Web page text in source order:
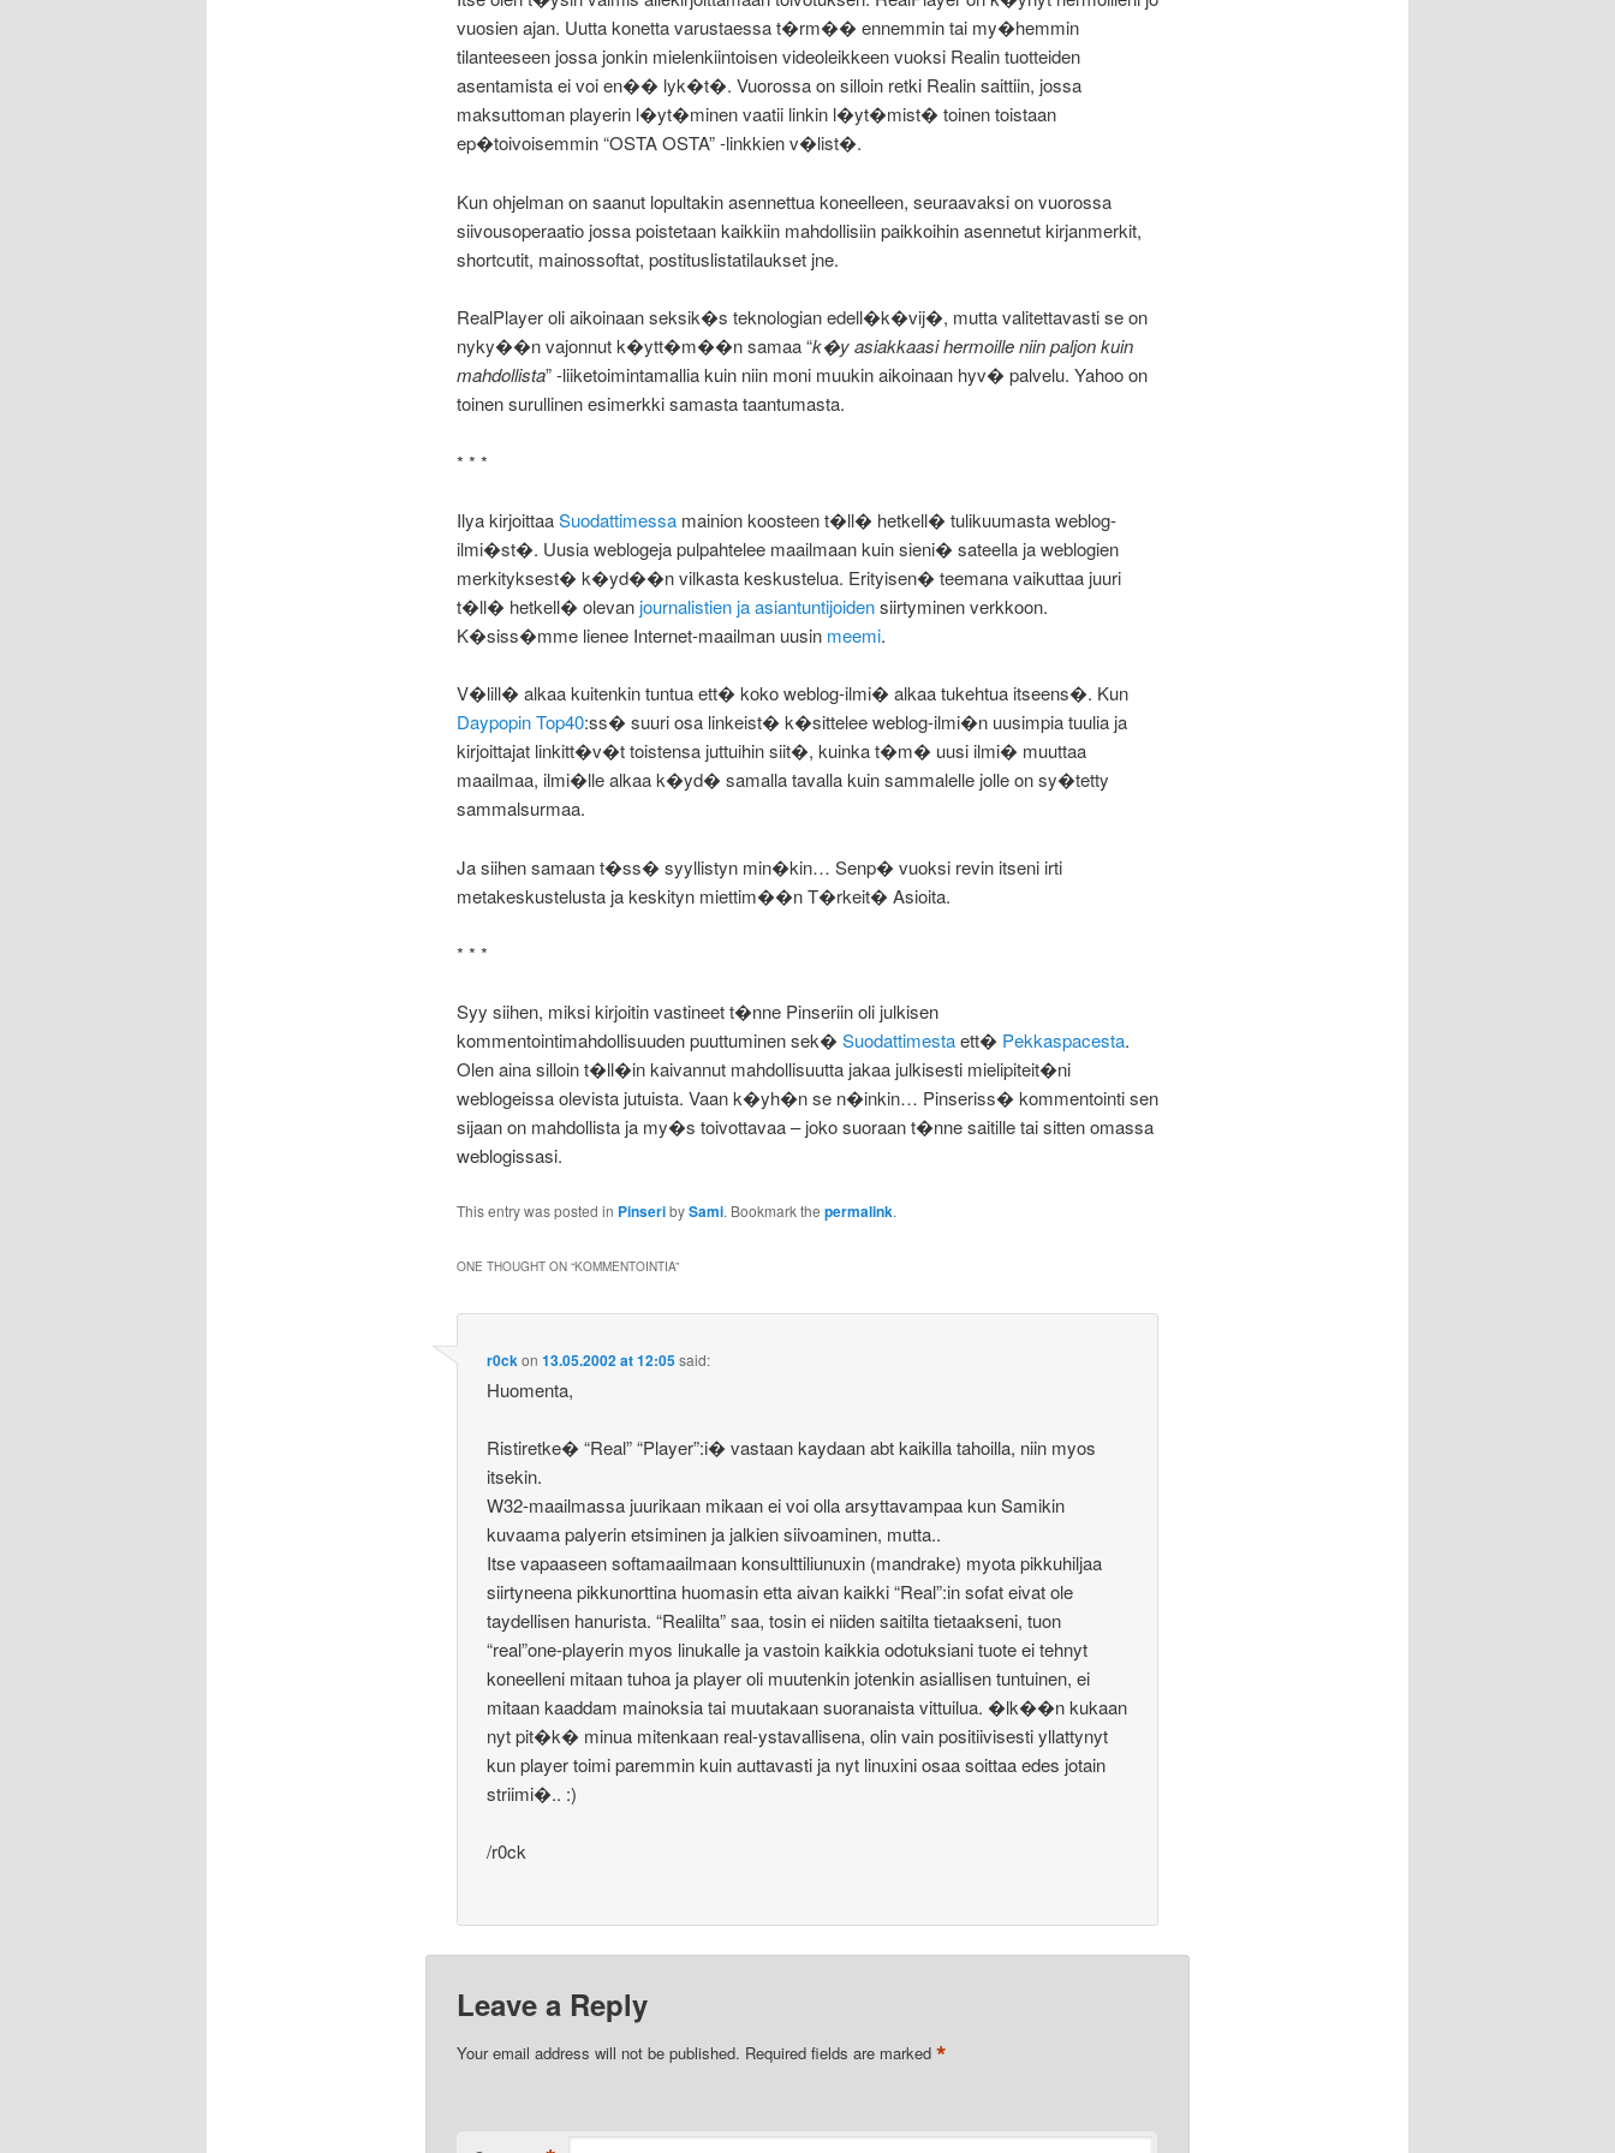
vuosien ajan. Uutta konetta varustaessa t�rm�� ennemmin tai my�hemmin
tilanteeseen jossa jonkin mielenkiintoisen videoleikkeen vuoksi Realin tuotteiden
asentamista ei voi en�� lyk�t�. Vuorossa on silloin retki Realin saittiin, jossa
maksuttoman playerin l�yt�minen vaatii linkin l�yt�mist� toinen toistaan
ep�toivoisemmin “OSTA OSTA” -linkkien v�list�.
Kun ohjelman on saanut lopultakin asennettua koneelleen, seuraavaksi on vuorossa
siivousoperaatio jossa poistetaan kaikkiin mahdollisiin paikkoihin asennetut kirjanmerkit,
shortcutit, mainossoftat, postituslistatilaukset jne.
RealPlayer oli aikoinaan seksik�s teknologian edell�k�vij�, mutta valitettavasti se on
nyky��n vajonnut k�ytt�m��n samaa “k�y asiakkaasi hermoille niin paljon kuin
mahdollista” -liiketoimintamallia kuin niin moni muukin aikoinaan hyv� palvelu. Yahoo on
toinen surullinen esimerkki samasta taantumasta.
* * *
Ilya kirjoittaaSuodattimessamainion koosteen t�ll� hetkell� tulikuumasta weblog-
ilmi�st�. Uusia weblogeja pulpahtelee maailmaan kuin sieni� sateella ja weblogien
merkityksest� k�yd��n vilkasta keskustelua. Erityisen� teemana vaikuttaa juuri
t�ll� hetkell� olevanjournalistien ja asiantuntijoidensiirtyminen verkkoon.
K�siss�mme lienee Internet-maailman uusin meemi.
V�lill� alkaa kuitenkin tuntua ett� koko weblog-ilmi� alkaa tukehtua itseens�. Kun
Daypopin Top40:ss� suuri osa linkeist� k�sittelee weblog-ilmi�n uusimpia tuulia ja
kirjoittajat linkitt�v�t toistensa juttuihin siit�, kuinka t�m� uusi ilmi� muuttaa
maailmaa, ilmi�lle alkaa k�yd� samalla tavalla kuin sammalelle jolle on sy�tetty
sammalsurmaa.
Ja siihen samaan t�ss� syyllistyn min�kin… Senp� vuoksi revin itseni irti
metakeskustelusta ja keskityn miettim��n T�rkeit� Asioita.
* * *
Syy siihen, miksi kirjoitin vastineet t�nne Pinseriin oli julkisen
kommentointimahdollisuuden puuttuminen sek� Suodattimestaett� Pekkaspacesta.
Olen aina silloin t�ll�in kaivannut mahdollisuutta jakaa julkisesti mielipiteit�ni
weblogeissa olevista jutuista. Vaan k�yh�n se n�inkin… Pinseriss� kommentointi sen
sijaan on mahdollista ja my�s toivottavaa – joko suoraan t�nne saitille tai sitten omassa
weblogissasi.
This entry was posted in PinseribySami. Bookmark the permalink.
ONE THOUGHT ON “KOMMENTOINTIA”
r0ck on13.05.2002 at 12:05said:
Huomenta,
Ristiretke� “Real” “Player”:i� vastaan kaydaan abt kaikilla tahoilla, niin myos
itsekin.
W32-maailmassa juurikaan mikaan ei voi olla arsyttavampaa kun Samikin
kuvaama palyerin etsiminen ja jalkien siivoaminen, mutta..
Itse vapaaseen softamaailmaan konsulttiliunuxin (mandrake) myota pikkuhiljaa
siirtyneena pikkunorttina huomasin etta aivan kaikki “Real”:in sofat eivat ole
taydellisen hanurista. “Realilta” saa, tosin ei niiden saitilta tietaakseni, tuon
“real”one-playerin myos linukalle ja vastoin kaikkia odotuksiani tuote ei tehnyt
koneelleni mitaan tuhoa ja player oli muutenkin jotenkin asiallisen tuntuinen, ei
mitaan kaaddam mainoksia tai muutakaan suoranaista vittuilua. �lk��n kukaan
nyt pit�k� minua mitenkaan real-ystavallisena, olin vain positiivisesti yllattynyt
kun player toimi paremmin kuin auttavasti ja nyt linuxini osaa soittaa edes jotain
striimi�.. :)
/r0ck
Leave a Reply
Your email address will not be published. Required fields are marked *